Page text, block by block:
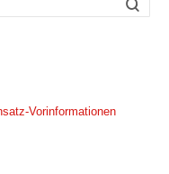
Vorinformationen